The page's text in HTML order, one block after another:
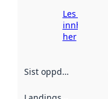
Les meir om
innhenting
her
Sist oppdatert